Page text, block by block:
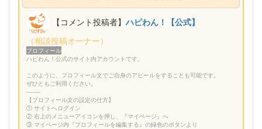
【コメント投稿者】ハピわん！【公式】
（相談投稿オーナー）
プロフィール
ハピわん！公式のサイト内アカウントです。
このように、プロフィール文でご自身のアピールをすることも可能です。
ぜひともご利用ください。
--------
【プロフィール文の設定の仕方】
① サイトへログイン
② 右上のメニューアイコンを押し、『マイページ』へ
③ マイページ内『プロフィールを編集する』の緑色のボタンより